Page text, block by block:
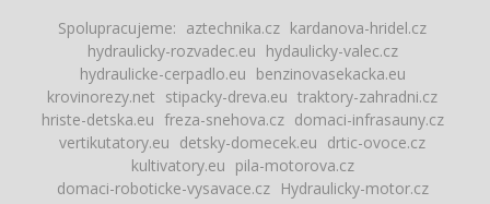
Spolupracujeme: aztechnika.cz kardanova-hridel.cz
hydraulicky-rozvadec.eu hydaulicky-valec.cz
hydraulicke-cerpadlo.eu benzinovasekacka.eu
krovinorezy.net stipacky-dreva.eu traktory-zahradni.cz
hriste-detska.eu freza-snehova.cz domaci-infrasauny.cz
vertikutatory.eu detsky-domecek.eu drtic-ovoce.cz
kultivatory.eu pila-motorova.cz
domaci-roboticke-vysavace.cz
Hydraulicky-motor.cz